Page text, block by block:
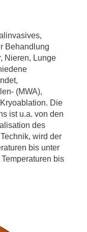
Behandlung
Nieren, Lunge
(MWA),
Die
ist u.a. von den
des
wird der
bis unter
bis